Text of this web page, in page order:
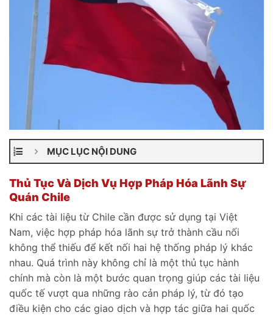
MỤC LỤC NỘI DUNG
Thủ Tục Và Dịch Vụ Hợp Pháp Hóa Lãnh Sự
Quán Chile
Khi các tài liệu từ Chile cần được sử dụng tại Việt
Nam, việc hợp pháp hóa lãnh sự trở thành cầu nối
không thể thiếu để kết nối hai hệ thống pháp lý khác
nhau. Quá trình này không chỉ là một thủ tục hành
chính mà còn là một bước quan trọng giúp các tài liệu
quốc tế vượt qua những rào cản pháp lý, từ đó tạo
điều kiện cho các giao dịch và hợp tác giữa hai quốc